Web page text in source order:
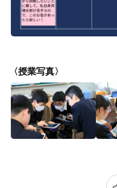
〈授業写真〉